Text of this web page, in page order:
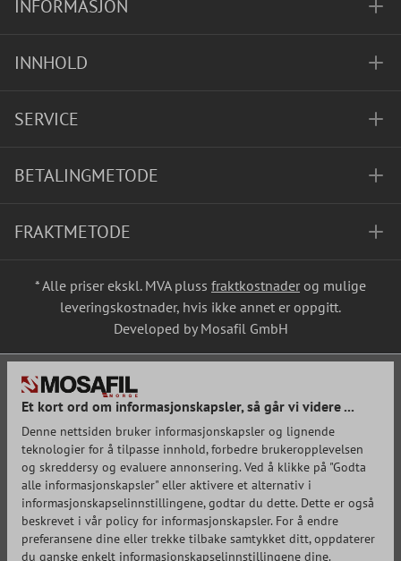
INFORMASJON
INNHOLD
SERVICE
BETALINGMETODE
FRAKTMETODE
* Alle priser ekskl. MVA pluss fraktkostnader og mulige
leveringskostnader, hvis ikke annet er oppgitt.
Developed by Mosafil GmbH
Et kort ord om informasjonskapsler, så går vi videre ...
Denne nettsiden bruker informasjonskapsler og lignende
teknologier for å tilpasse innhold, forbedre brukeropplevelsen
og skreddersy og evaluere annonsering. Ved å klikke på "Godta
alle informasjonskapsler" eller aktivere et alternativ i
informasjonskapselinnstillingene, godtar du dette. Dette er også
beskrevet i vår policy for informasjonskapsler. For å endre
preferansene dine eller trekke tilbake samtykket ditt, oppdaterer
du ganske enkelt informasjonskapselinnstillingene dine.